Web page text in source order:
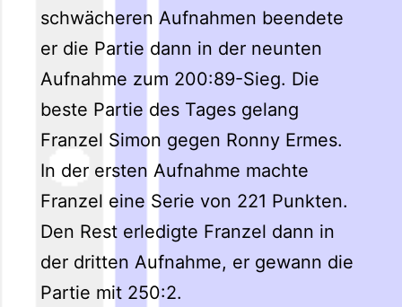
schwächeren Aufnahmen beendete
er die Partie dann in der neunten
Aufnahme zum 200:89-Sieg. Die
beste Partie des Tages gelang
Franzel Simon gegen Ronny Ermes.
In der ersten Aufnahme machte
Franzel eine Serie von 221 Punkten.
Den Rest erledigte Franzel dann in
der dritten Aufnahme, er gewann die
Partie mit 250:2.